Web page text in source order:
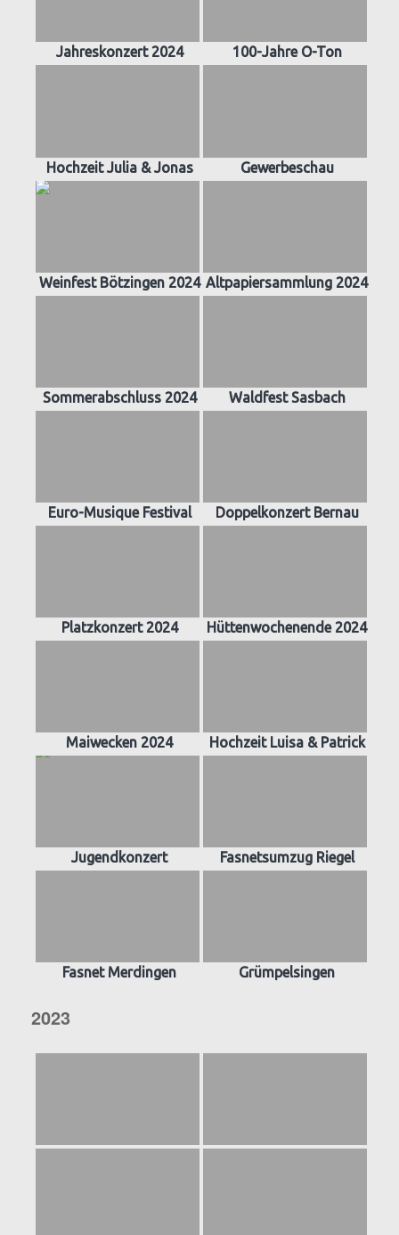
Jahreskonzert 2024 100-Jahre O-Ton
Hochzeit Julia & Jonas Gewerbeschau
Weinfest Bötzingen 2024 Altpapiersammlung 2024
Sommerabschluss 2024 Waldfest Sasbach
Euro-Musique Festival Doppelkonzert Bernau
Platzkonzert 2024 Hüttenwochenende 2024
Maiwecken 2024 Hochzeit Luisa & Patrick
Jugendkonzert Fasnetsumzug Riegel
Fasnet Merdingen Grümpelsingen
2023